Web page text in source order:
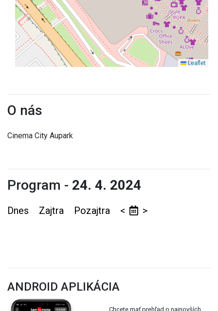
Leaflet
O nás
Cinema City Aupark
Program - 24. 4. 2024
Dnes Zajtra Pozajtra < >
ANDROID APLIKÁCIA
Chcete mať prehľad o najnovších